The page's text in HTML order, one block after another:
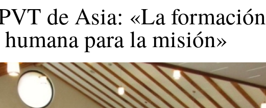
de Asia: «La formación
para la misión»